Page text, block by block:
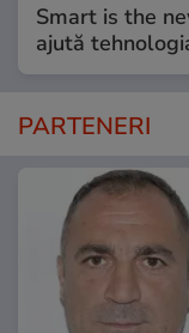
Smart is the
ajută
PARTENERI